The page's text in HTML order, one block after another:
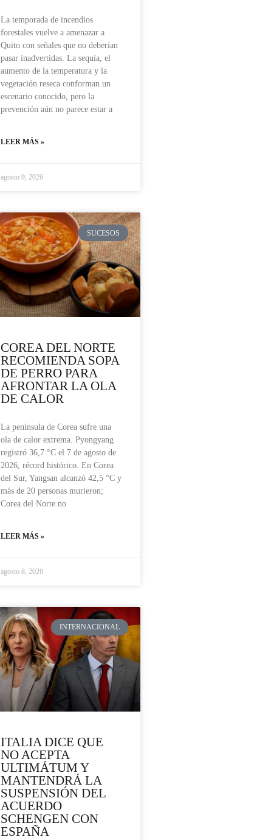
La temporada de incendios
forestales vuelve a amenazar a
Quito con señales que no deberían
pasar inadvertidas. La sequía, el
aumento de la temperatura y la
vegetación reseca conforman un
escenario conocido, pero la
prevención aún no parece estar a
LEER MÁS »
agosto 9, 2026
SUCESOS
COREA DEL NORTE
RECOMIENDA SOPA
DE PERRO PARA
AFRONTAR LA OLA
DE CALOR
La península de Corea sufre una
ola de calor extrema. Pyongyang
registró 36,7 °C el 7 de agosto de
2026, récord histórico. En Corea
del Sur, Yangsan alcanzó 42,5 °C y
más de 20 personas murieron;
Corea del Norte no
LEER MÁS »
agosto 8, 2026
INTERNACIONAL
ITALIA DICE QUE
NO ACEPTA
ULTIMÁTUM Y
MANTENDRÁ LA
SUSPENSIÓN DEL
ACUERDO
SCHENGEN CON
ESPAÑA